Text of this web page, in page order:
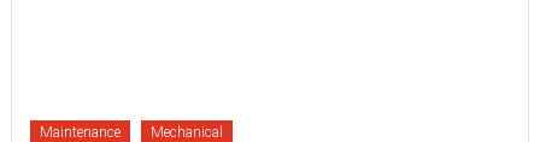
Maintenance Mechanical